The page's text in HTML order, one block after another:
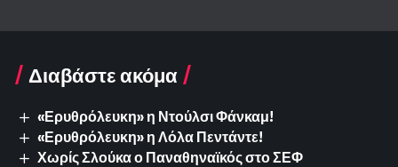
Διαβάστε ακόμα
«Ερυθρόλευκη» η Ντούλσι Φάνκαμ!
«Ερυθρόλευκη» η Λόλα Πεντάντε!
Χωρίς Σλούκα ο Παναθηναϊκός στο ΣΕΦ